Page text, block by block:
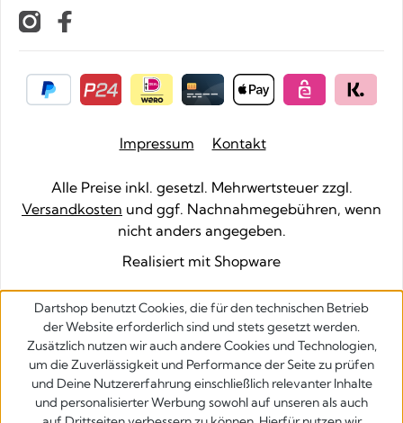
Impressum Kontakt
Alle Preise inkl. gesetzl. Mehrwertsteuer zzgl.
Versandkosten und ggf. Nachnahmegebühren, wenn
nicht anders angegeben.
Realisiert mit Shopware
Dartshop benutzt Cookies, die für den technischen Betrieb
der Website erforderlich sind und stets gesetzt werden.
Zusätzlich nutzen wir auch andere Cookies und Technologien,
um die Zuverlässigkeit und Performance der Seite zu prüfen
und Deine Nutzererfahrung einschließlich relevanter Inhalte
und personalisierter Werbung sowohl auf unseren als auch